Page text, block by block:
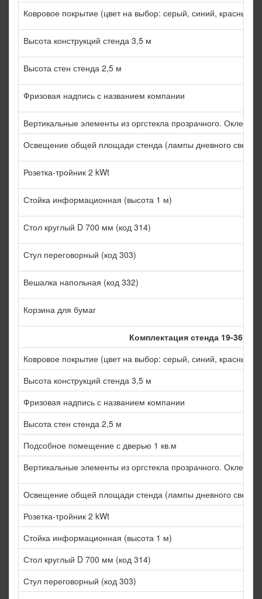
Ковровое покрытие (цвет на выбор: серый, синий, красный,
Высота конструкций стенда 3,5 м
Высота стен стенда 2,5 м
Фризовая надпись с названием компании
Вертикальные элементы из оргстекла прозрачного. Оклейка
Освещение общей площади стенда (лампы дневного света
Розетка-тройник 2 kWt
Стойка информационная (высота 1 м)
Стол круглый D 700 мм (код 314)
Стул переговорный (код 303)
Вешалка напольная (код 332)
Корзина для бумаг
Комплектация стенда 19-36 кв.м
Ковровое покрытие (цвет на выбор: серый, синий, красный,
Высота конструкций стенда 3,5 м
Фризовая надпись с названием компании
Высота стен стенда 2,5 м
Подсобное помещение с дверью 1 кв.м
Вертикальные элементы из оргстекла прозрачного. Оклейка
Освещение общей площади стенда (лампы дневного света
Розетка-тройник 2 kWt
Стойка информационная (высота 1 м)
Стол круглый D 700 мм (код 314)
Стул переговорный (код 303)